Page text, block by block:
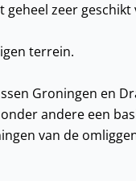
zeer
terrein.
Groningen en
andere een
van de